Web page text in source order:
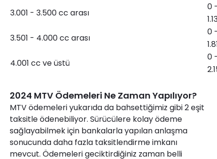
3.001 - 3.500 cc arası
0
3.501 - 4.000 cc arası
0
4.001 cc ve üstü
0
2024 MTV Ödemeleri Ne Zaman Yapılıyor?
MTV ödemeleri yukarıda da bahsettiğimiz gibi 2 eşit
taksitle ödenebiliyor. Sürücülere kolay ödeme
sağlayabilmek için bankalarla yapılan anlaşma
sonucunda daha fazla taksitlendirme imkanı
mevcut. Ödemeleri geciktirdiğiniz zaman belli